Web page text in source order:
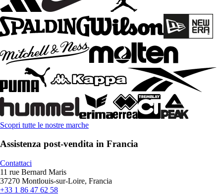
Scopri tutte le nostre marche
Assistenza post-vendita in Francia
Contattaci
11 rue Bernard Maris
37270 Montlouis-sur-Loire, Francia
+33 1 86 47 62 58